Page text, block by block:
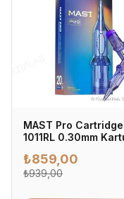
MAST Pro
1011RL 0.30mm
- Profesyonel Dövme
İğnesi (20'li Kutu)
₺859,00
₺939,00